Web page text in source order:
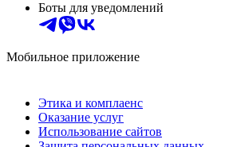
Боты для уведомлений
Мобильное приложение
Этика и комплаенс
Оказание услуг
Использование сайтов